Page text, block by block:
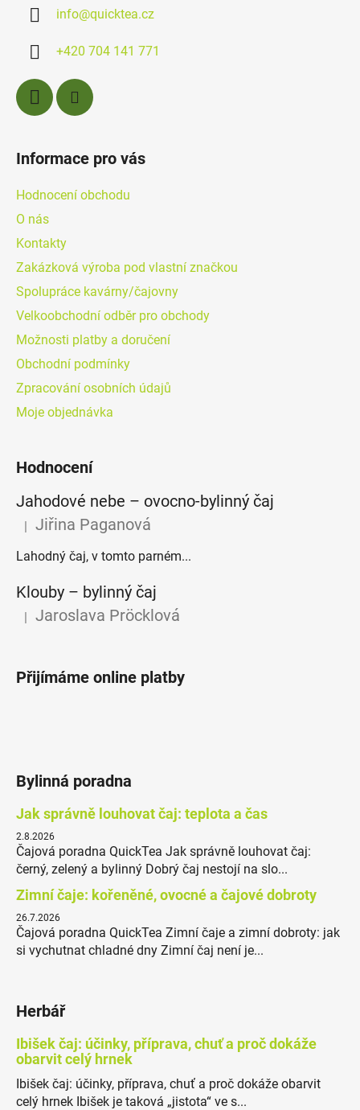
info@quicktea.cz
+420 704 141 771
Informace pro vás
Hodnocení obchodu
O nás
Kontakty
Zakázková výroba pod vlastní značkou
Spolupráce kavárny/čajovny
Velkoobchodní odběr pro obchody
Možnosti platby a doručení
Obchodní podmínky
Zpracování osobních údajů
Moje objednávka
Hodnocení
Jahodové nebe – ovocno-bylinný čaj
Hodnocení produktu je 5 z 5 hvězdiček.
Jiřina Paganová
Lahodný čaj, v tomto parném...
Klouby –⁠⁠⁠⁠⁠ bylinný čaj
Hodnocení produktu je 5 z 5 hvězdiček.
Jaroslava Pröcklová
Přijímáme online platby
Bylinná poradna
Jak správně louhovat čaj: teplota a čas
2.8.2026
Čajová poradna QuickTea Jak správně louhovat čaj:
černý, zelený a bylinný Dobrý čaj nestojí na slo...
Zimní čaje: kořeněné, ovocné a čajové dobroty
26.7.2026
Čajová poradna QuickTea Zimní čaje a zimní dobroty: jak
si vychutnat chladné dny Zimní čaj není je...
Herbář
Ibišek čaj: účinky, příprava, chuť a proč dokáže
obarvit celý hrnek
Ibišek čaj: účinky, příprava, chuť a proč dokáže obarvit
celý hrnek Ibišek je taková „jistota“ ve s...